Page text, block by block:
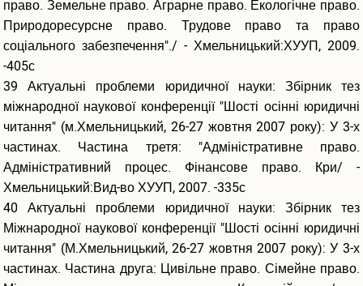
право. Земельне право. Аграрне право. Екологічне право.
Природоресурсне право. Трудове право та право
соціального забезпечення"./ - Хмельницький:ХУУП, 2009.
-405с
39 Актуальні проблеми юридичної науки: Збірник тез
міжнародної наукової конференції "Шості осінні юридичні
читання" (м.Хмельницький, 26-27 жовтня 2007 року): У 3-х
частинах. Частина третя: "Адміністративне право.
Адміністративний процес. Фінансове право. Кри/ -
Хмельницький:Вид-во ХУУП, 2007. -335с
40 Актуальні проблеми юридичної науки: Збірник тез
Міжнародної наукової конференції "Шості осінні юридичні
читання" (М.Хмельницький, 26-27 жовтня 2007 року): У 3-х
частинах. Частина друга: Цивільне право. Сімейне право.